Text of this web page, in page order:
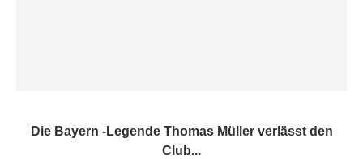
Die Bayern -Legende Thomas Müller verlässt den
Club...